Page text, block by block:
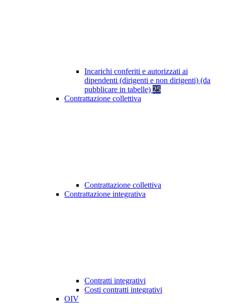
Incarichi conferiti e autorizzati ai
dipendenti (dirigenti e non dirigenti) (da
pubblicare in tabelle) 25
Contrattazione collettiva
Contrattazione collettiva
Contrattazione integrativa
Contratti integrativi
Costi contratti integrativi
OIV